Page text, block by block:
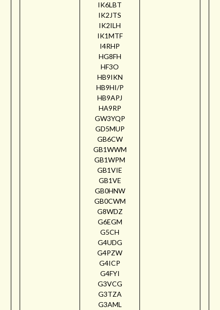
IK6LBT
IK2JTS
IK2ILH
IK1MTF
I4RHP
HG8FH
HF3O
HB9IKN
HB9HI/P
HB9APJ
HA9RP
GW3YQP
GD5MUP
GB6CW
GB1WWM
GB1WPM
GB1VIE
GB1VE
GB0HNW
GB0CWM
G8WDZ
G6EGM
G5CH
G4UDG
G4PZW
G4ICP
G4FYI
G3VCG
G3TZA
G3AML